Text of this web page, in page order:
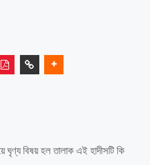
ঘৃণ্য বিষয় হল তালাক এই হাদীসটি কি